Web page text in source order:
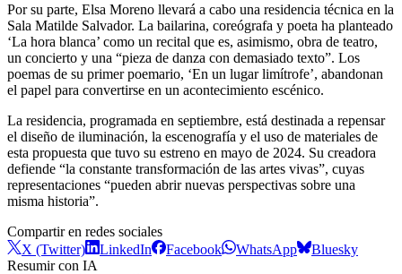
Por su parte, Elsa Moreno llevará a cabo una residencia técnica en la
Sala Matilde Salvador. La bailarina, coreógrafa y poeta ha planteado
‘La hora blanca’ como un recital que es, asimismo, obra de teatro,
un concierto y una “pieza de danza con demasiado texto”. Los
poemas de su primer poemario, ‘En un lugar limítrofe’, abandonan
el papel para convertirse en un acontecimiento escénico.
La residencia, programada en septiembre, está destinada a repensar
el diseño de iluminación, la escenografía y el uso de materiales de
esta propuesta que tuvo su estreno en mayo de 2024. Su creadora
defiende “la constante transformación de las artes vivas”, cuyas
representaciones “pueden abrir nuevas perspectivas sobre una
misma historia”.
Compartir en redes sociales
X (Twitter)
LinkedIn Facebook WhatsApp
Bluesky
Resumir con IA